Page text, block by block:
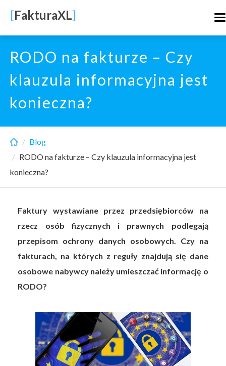
main
content
[FakturaXL]
RODO na fakturze – Czy
klauzula informacyjna jest
konieczna?
Blog
RODO na fakturze – Czy klauzula informacyjna jest
konieczna?
Faktury wystawiane przez przedsiębiorców na
rzecz osób fizycznych i prawnych podlegają
przepisom ochrony danych osobowych. Czy na
fakturach, na których z reguły znajdują się dane
osobowe nabywcy należy umieszczać informację o
RODO?